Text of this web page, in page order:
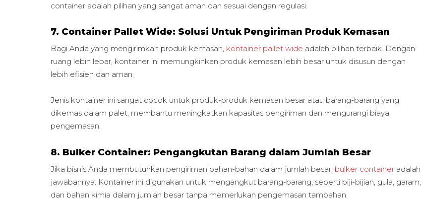
container adalah pilihan yang sangat aman dan sesuai dengan regulasi.
7. Container Pallet Wide: Solusi Untuk Pengiriman Produk Kemasan
Bagi Anda yang mengirimkan produk kemasan, kontainer pallet wide adalah pilihan terbaik. Dengan
ruang lebih lebar, kontainer ini memungkinkan produk kemasan lebih besar untuk disusun dengan
lebih efisien dan aman.
Jenis kontainer ini sangat cocok untuk produk-produk kemasan besar atau barang-barang yang
dikemas dalam palet, membantu meningkatkan kapasitas pengiriman dan mengurangi biaya
pengemasan.
8. Bulker Container: Pengangkutan Barang dalam Jumlah Besar
Jika bisnis Anda membutuhkan pengiriman bahan-bahan dalam jumlah besar, bulker container adalah
jawabannya. Kontainer ini digunakan untuk mengangkut barang-barang, seperti biji-bijian, gula, garam,
dan bahan kimia dalam jumlah besar tanpa memerlukan pengemasan tambahan.